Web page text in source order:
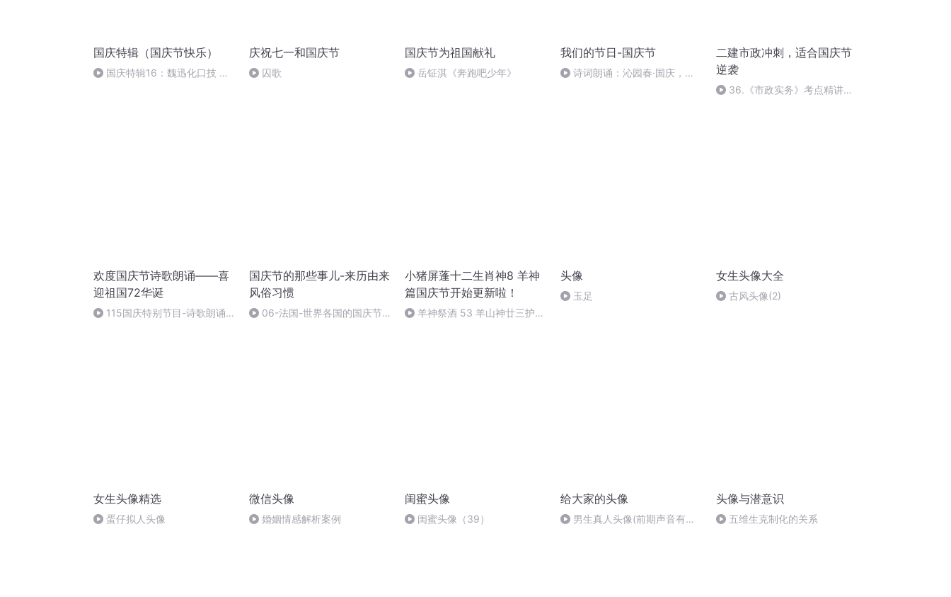
国庆特辑（国庆节快乐）
国庆特辑16：魏迅化口技 二
庆祝七一和国庆节
囚歌
国庆节为祖国献礼
岳钲淇《奔跑吧少年》
我们的节日-国庆节
诗词朗诵：沁园春·国庆，朗
二建市政冲刺，适合国庆节
逆袭
36.《市政实务》考点精讲第
欢度国庆节诗歌朗诵——喜
迎祖国72华诞
115国庆特别节目-诗歌朗诵-
国庆节的那些事儿-来历由来
风俗习惯
06-法国-世界各国的国庆节-
小猪屏蓬十二生肖神8 羊神
篇国庆节开始更新啦！
羊神祭酒 53 羊山神廿三护祭
头像
玉足
女生头像大全
古风头像(2)
女生头像精选
蛋仔拟人头像
微信头像
婚姻情感解析案例
闺蜜头像
闺蜜头像（39）
给大家的头像
男生真人头像(前期声音有点
头像与潜意识
五维生克制化的关系